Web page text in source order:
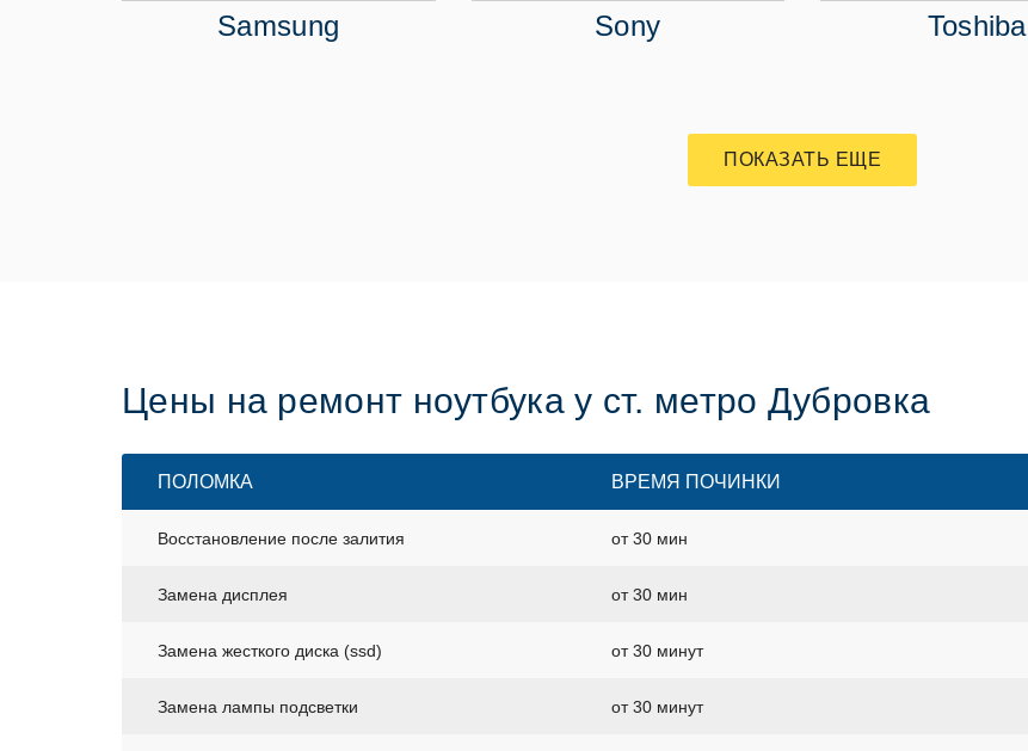
Samsung Sony Toshiba
ПОКАЗАТЬ ЕЩЕ
Цены на ремонт ноутбука у ст. метро Дубровка
ПОЛОМКА ВРЕМЯ ПОЧИНКИ
Восстановление после залития от 30 мин
Замена дисплея от 30 мин
Замена жесткого диска (ssd) от 30 минут
Замена лампы подсветки от 30 минут